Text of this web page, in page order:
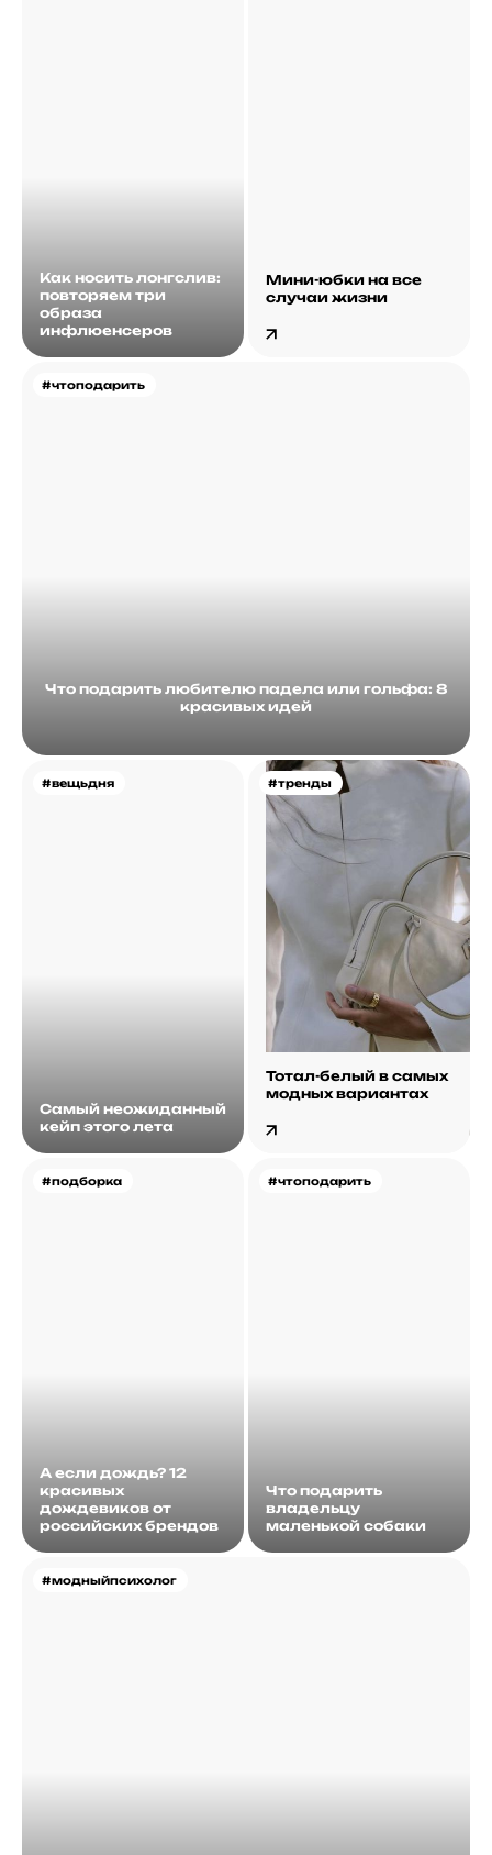
Как носить лонгслив:
повторяем три
образа
инфлюенсеров
#чтоподарить
Что подарить любителю падела или гольфа: 8
красивых идей
Мини-юбки на все
случаи жизни
#вещьдня
Самый неожиданный
кейп этого лета
#тренды
Тотал-белый в самых
модных вариантах
#подборка
А если дождь? 12
красивых
дождевиков от
российских брендов
#модныйпсихолог
#чтоподарить
Что подарить
владельцу
маленькой собаки